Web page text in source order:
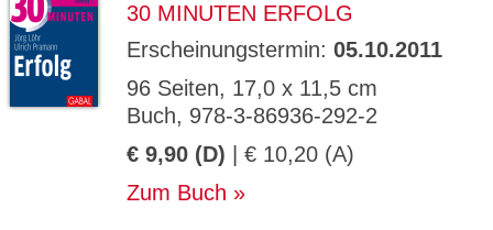
30 MINUTEN ERFOLG
Erscheinungstermin: 05.10.2011
96 Seiten, 17,0 x 11,5 cm
Buch, 978-3-86936-292-2
€ 9,90 (D) | € 10,20 (A)
Zum Buch